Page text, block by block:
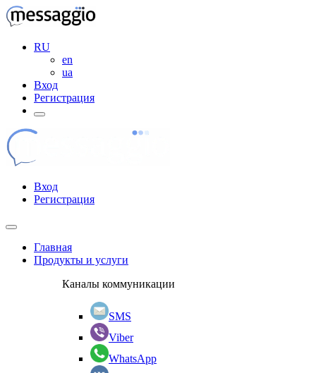
RU
en
ua
Вход
Регистрация
Вход
Регистрация
Главная
Продукты и услуги
Каналы коммуникации
SMS
Viber
WhatsApp